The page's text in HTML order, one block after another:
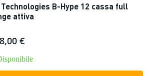
Technologies B-Hype 12 cassa full
attiva
€